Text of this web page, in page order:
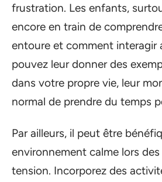
frustration. Les enfants,
encore en train de
entoure et comment interagir
pouvez leur donner des
dans votre propre vie, leur
normal de prendre du temps
Par ailleurs, il peut être
environnement calme lors
tension. Incorporez des